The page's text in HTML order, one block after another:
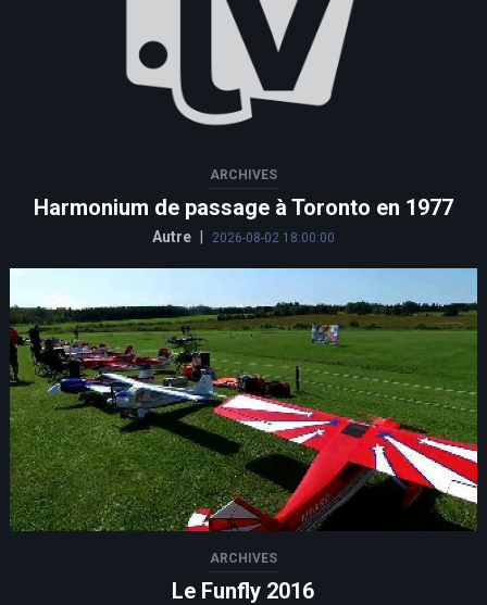
ARCHIVES
Harmonium de passage à Toronto en 1977
Autre 2026-08-02 18:00:00
ARCHIVES
Le Funfly 2016